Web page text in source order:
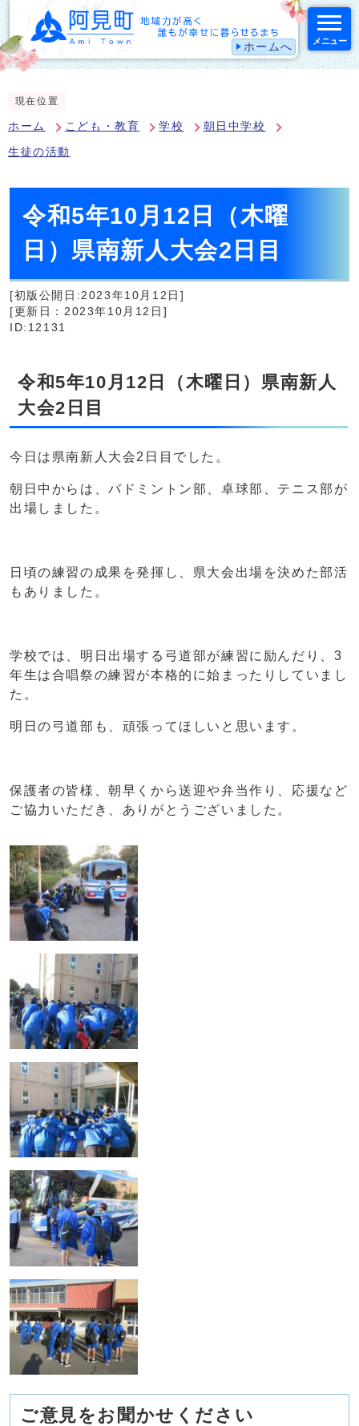
ホームへ メニュー
現在位置
ホーム こども・教育 学校 朝日中学校
生徒の活動
令和5年10月12日（木曜
日）県南新人大会2日目
[初版公開日:2023年10月12日]
[更新日：2023年10月12日]
ID:12131
令和5年10月12日（木曜日）県南新人
大会2日目
今日は県南新人大会2日目でした。
朝日中からは、バドミントン部、卓球部、テニス部が
出場しました。
日頃の練習の成果を発揮し、県大会出場を決めた部活
もありました。
学校では、明日出場する弓道部が練習に励んだり、3
年生は合唱祭の練習が本格的に始まったりしていまし
た。
明日の弓道部も、頑張ってほしいと思います。
保護者の皆様、朝早くから送迎や弁当作り、応援など
ご協力いただき、ありがとうございました。
ご意見をお聞かせください